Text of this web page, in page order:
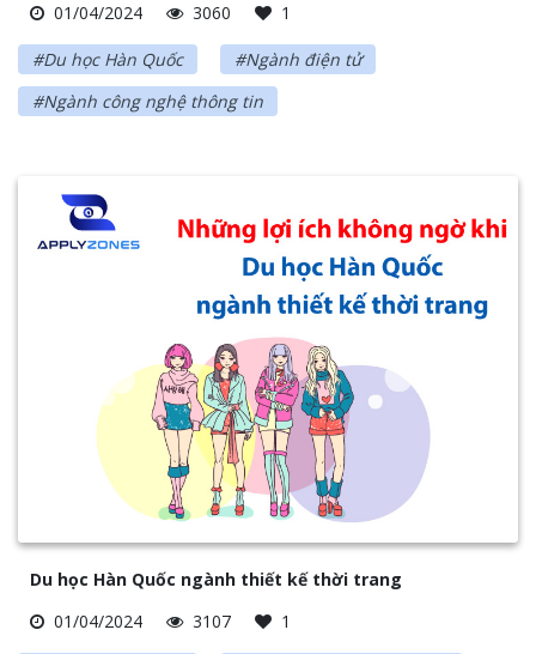
01/04/2024
3060 1
#Du học Hàn Quốc
#Ngành điện tử
#Ngành công nghệ thông tin
Du học Hàn Quốc ngành thiết kế thời trang
01/04/2024
3107 1